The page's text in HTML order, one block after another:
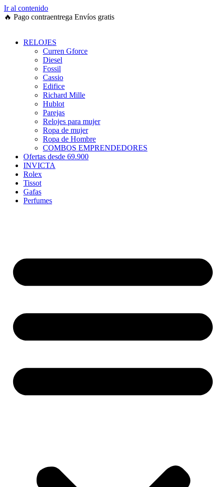
Ir al contenido
🔥 Pago contraentrega Envíos gratis
RELOJES
Curren Gforce
Diesel
Fossil
Cassio
Edifice
Richard Mille
Hublot
Parejas
Relojes para mujer
Ropa de mujer
Ropa de Hombre
COMBOS EMPRENDEDORES
Ofertas desde 69.900
INVICTA
Rolex
Tissot
Gafas
Perfumes